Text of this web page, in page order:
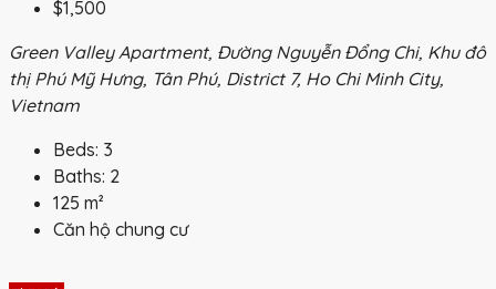
$1,500
Green Valley Apartment, Đường Nguyễn Đổng Chi, Khu đô
thị Phú Mỹ Hưng, Tân Phú, District 7, Ho Chi Minh City,
Vietnam
Beds: 3
Baths: 2
125 m²
Căn hộ chung cư